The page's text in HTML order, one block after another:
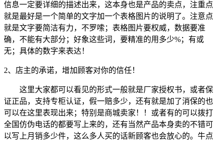
信息一定要详细的描述出来，这本身也是产品的卖点，注重点
就是最好是一个简单的文字加一个表格图片的说明了。注意点
就是文字要简洁有力，不罗嗦；表格图片要权威，数据要准
确，不能有大部分；好象这些词，要精准的用多少%；有或
无；具体的数字来表达！
2、店主的承诺，增加顾客对你的信任！
这里大家都可以看见的形式一般就是厂家授权书，或者保
证正品，支持专柜认证，假一赔多少，还有就是加了消保的也
可以在这里表现出来；特别是商城卖家！！或者有的可以拨打
全国仿伪电话的都要写上来的，还有当然产品本身卖的不错可
以写上月销多少件，这么多人买的话新顾客也会放心的。牛点